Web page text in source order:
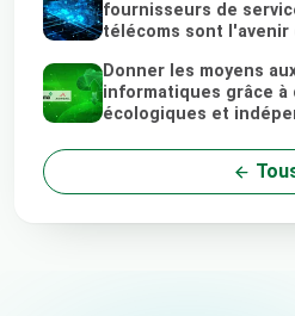
fournisseurs de
télécoms sont l'avenir
Donner les moyens
informatiques grâce
écologiques et